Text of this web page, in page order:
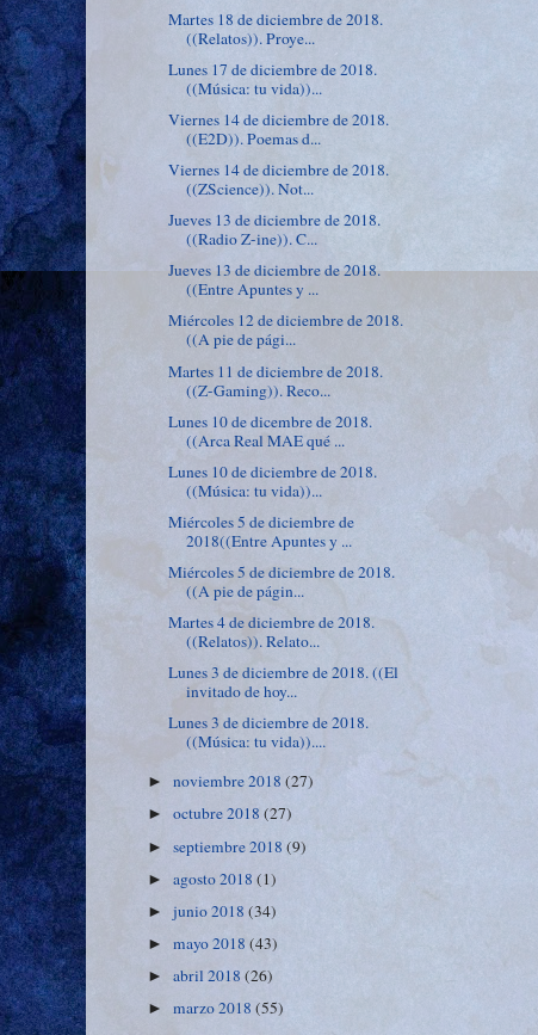
Martes 18 de diciembre de 2018.
((Relatos)). Proye...
Lunes 17 de diciembre de 2018.
((Música: tu vida))...
Viernes 14 de diciembre de 2018.
((E2D)). Poemas d...
Viernes 14 de diciembre de 2018.
((ZScience)). Not...
Jueves 13 de diciembre de 2018.
((Radio Z-ine)). C...
Jueves 13 de diciembre de 2018.
((Entre Apuntes y ...
Miércoles 12 de diciembre de 2018.
((A pie de pági...
Martes 11 de diciembre de 2018.
((Z-Gaming)). Reco...
Lunes 10 de dicembre de 2018.
((Arca Real MAE qué ...
Lunes 10 de diciembre de 2018.
((Música: tu vida))...
Miércoles 5 de diciembre de
2018((Entre Apuntes y ...
Miércoles 5 de diciembre de 2018.
((A pie de págin...
Martes 4 de diciembre de 2018.
((Relatos)). Relato...
Lunes 3 de diciembre de 2018. ((El
invitado de hoy...
Lunes 3 de diciembre de 2018.
((Música: tu vida))....
►noviembre 2018(27)
►octubre 2018(27)
►septiembre 2018(9)
►agosto 2018(1)
►junio 2018(34)
►mayo 2018(43)
►abril 2018(26)
►marzo 2018(55)